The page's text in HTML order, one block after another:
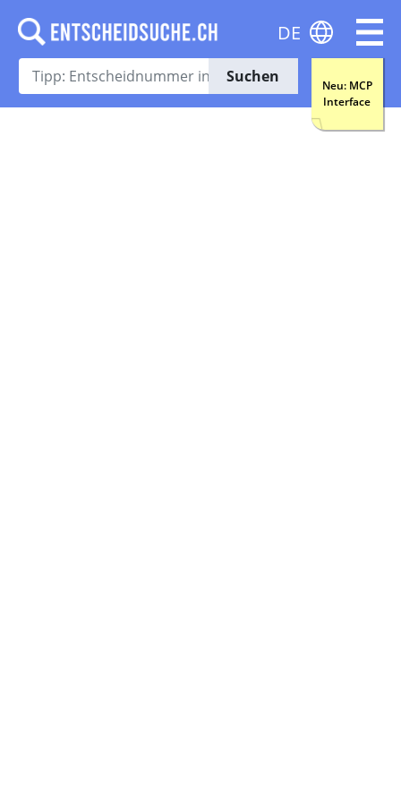
Suchen
Neu: MCP
Interface
DE